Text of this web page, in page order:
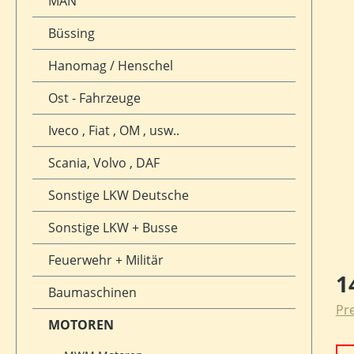
Büssing
Hanomag / Henschel
Ost - Fahrzeuge
Iveco , Fiat , OM , usw..
Scania, Volvo , DAF
Sonstige LKW Deutsche
Sonstige LKW + Busse
Feuerwehr + Militär
Baumaschinen
MOTOREN